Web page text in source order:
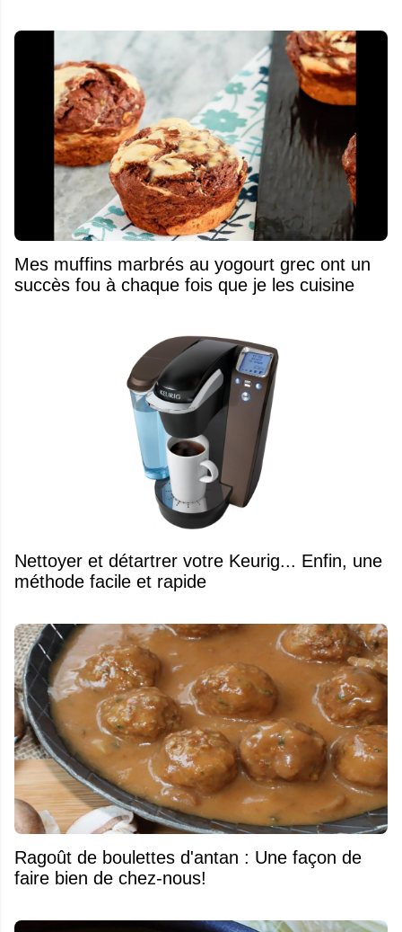
Mes muffins marbrés au yogourt grec ont un
succès fou à chaque fois que je les cuisine
Nettoyer et détartrer votre Keurig... Enfin, une
méthode facile et rapide
Ragoût de boulettes d'antan : Une façon de
faire bien de chez-nous!